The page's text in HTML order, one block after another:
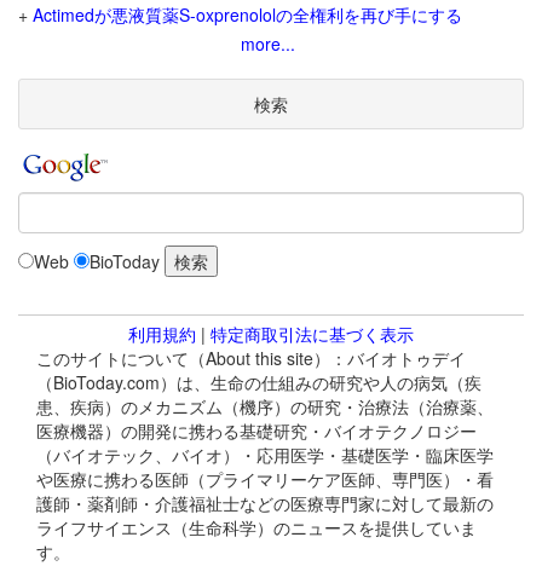
+ Actimedが悪液質薬S-oxprenololの全権利を再び手にする
more...
検索
Web BioToday
利用規約 | 特定商取引法に基づく表示
このサイトについて（About this site）：バイオトゥデイ
（BioToday.com）は、生命の仕組みの研究や人の病気（疾
患、疾病）のメカニズム（機序）の研究・治療法（治療薬、
医療機器）の開発に携わる基礎研究・バイオテクノロジー
（バイオテック、バイオ）・応用医学・基礎医学・臨床医学
や医療に携わる医師（プライマリーケア医師、専門医）・看
護師・薬剤師・介護福祉士などの医療専門家に対して最新の
ライフサイエンス（生命科学）のニュースを提供していま
す。